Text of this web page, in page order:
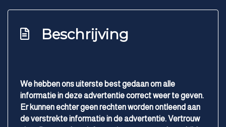
Achterbank in delen neerklapbaar
Armsteun achter
Armsteun voor
Bestuurdersstoel in hoogte verstelbaar
Beschrijving
We hebben ons uiterste best gedaan om alle
informatie in deze advertentie correct weer te geven.
Er kunnen echter geen rechten worden ontleend aan
de verstrekte informatie in de advertentie. Vertrouw